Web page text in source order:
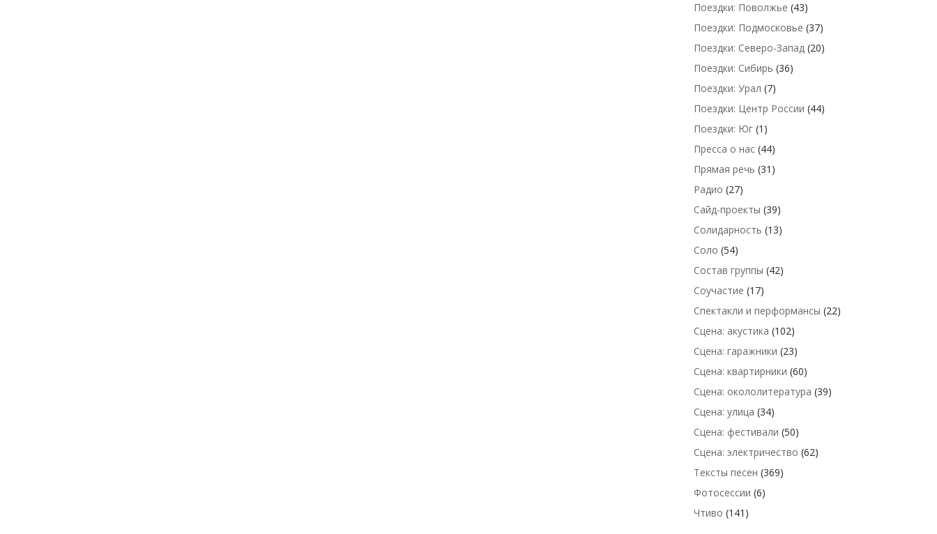
Поездки: Поволжье (43)
Поездки: Подмосковье (37)
Поездки: Северо-Запад (20)
Поездки: Сибирь (36)
Поездки: Урал (7)
Поездки: Центр России (44)
Поездки: Юг (1)
Пресса о нас (44)
Прямая речь (31)
Радио (27)
Сайд-проекты (39)
Солидарность (13)
Соло (54)
Состав группы (42)
Соучастие (17)
Спектакли и перформансы (22)
Сцена: акустика (102)
Сцена: гаражники (23)
Сцена: квартирники (60)
Сцена: окололитература (39)
Сцена: улица (34)
Сцена: фестивали (50)
Сцена: электричество (62)
Тексты песен (369)
Фотосессии (6)
Чтиво (141)